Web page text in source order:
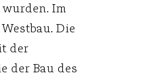
Im
Die
der
der Bau des